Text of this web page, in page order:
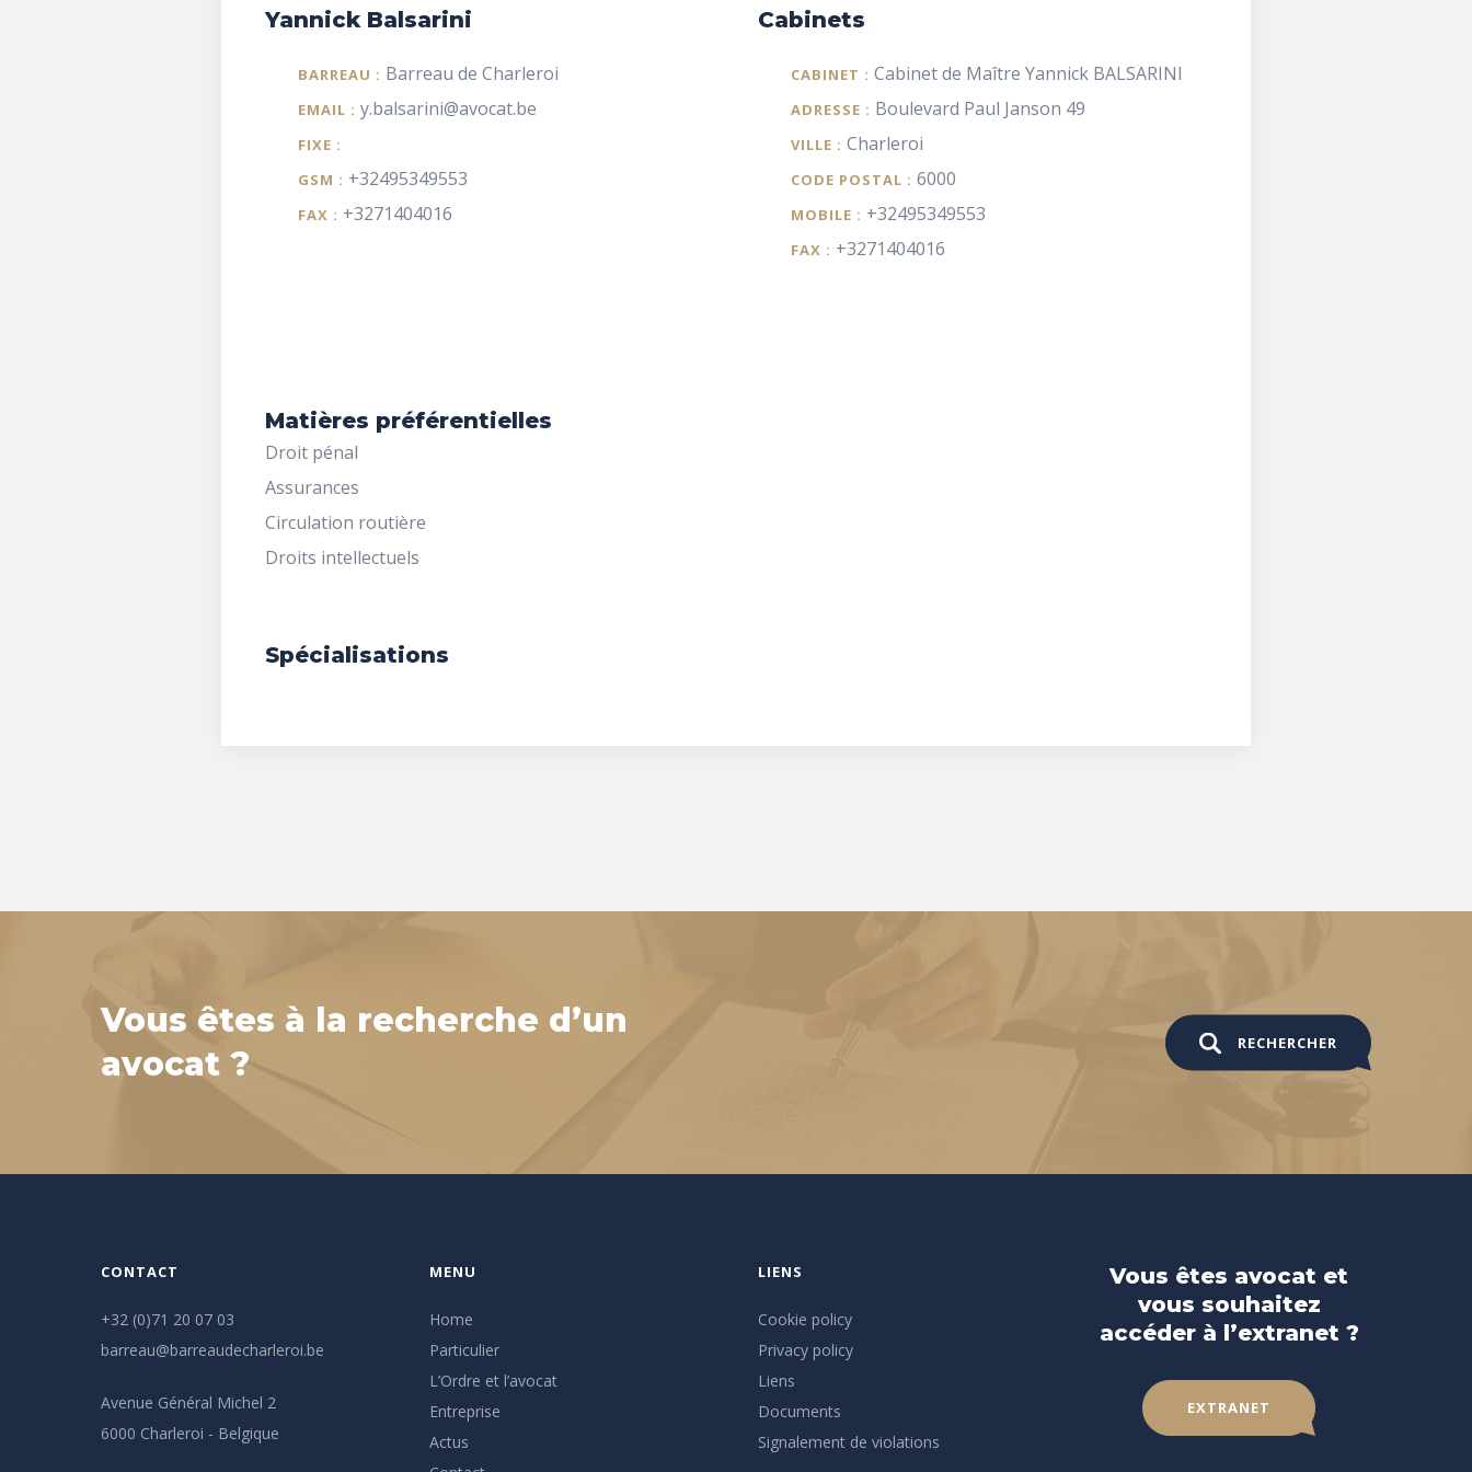
Yannick Balsarini
BARREAU : Barreau de Charleroi
EMAIL : y.balsarini@avocat.be
FIXE :
GSM : +32495349553
FAX : +3271404016
Cabinets
CABINET : Cabinet de Maître Yannick BALSARINI
ADRESSE : Boulevard Paul Janson 49
VILLE : Charleroi
CODE POSTAL : 6000
MOBILE : +32495349553
FAX : +3271404016
Matières préférentielles
Droit pénal
Assurances
Circulation routière
Droits intellectuels
Spécialisations
Vous êtes à la recherche d’un
avocat ?
RECHERCHER
CONTACT
+32 (0)71 20 07 03
barreau@barreaudecharleroi.be
Avenue Général Michel 2
6000 Charleroi - Belgique
MENU
Home
Particulier
L’Ordre et l’avocat
Entreprise
Actus
LIENS
Cookie policy
Privacy policy
Liens
Documents
Signalement de violations
Vous êtes avocat et
vous souhaitez
accéder à l’extranet ?
EXTRANET